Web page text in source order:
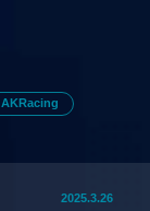
AKRacing
2025.3.26